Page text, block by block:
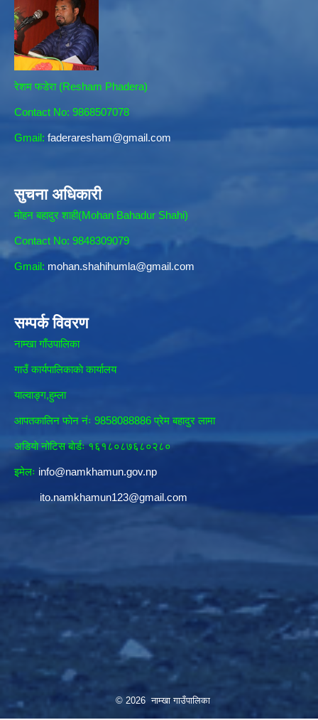
रेशम फडेरा (Resham Phadera)
Contact No: 9868507078
Gmail: faderaresham@gmail.com
सुचना अधिकारी
मोहन बहादुर शाही(Mohan Bahadur Shahi)
Contact No: 9848309079
Gmail: mohan.shahihumla@gmail.com
सम्पर्क विवरण
नाम्खा गाँउपालिका
गाउँ कार्यपालिकाकाे कार्यालय
याल्वाङ्ग,हुम्ला
आपतकालिन फाेन नंः 9858088886 प्रेम बहादुर लामा
अडियाे नोटिस बाेर्डः १६१८०८७६८०२८०
इमेलः info@namkhamun.gov.np
ito.namkhamun123@gmail.com
© 2026 नाम्खा गाउँपालिका